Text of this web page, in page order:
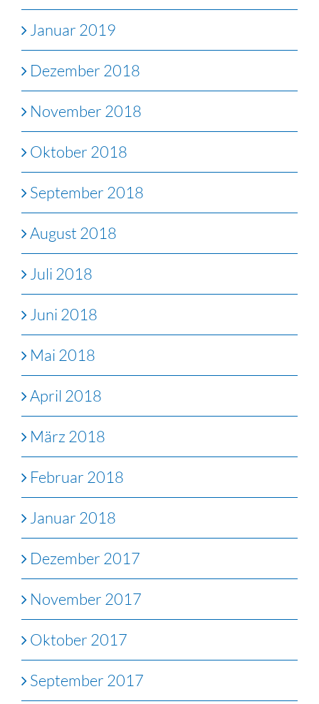
Januar 2019
Dezember 2018
November 2018
Oktober 2018
September 2018
August 2018
Juli 2018
Juni 2018
Mai 2018
April 2018
März 2018
Februar 2018
Januar 2018
Dezember 2017
November 2017
Oktober 2017
September 2017